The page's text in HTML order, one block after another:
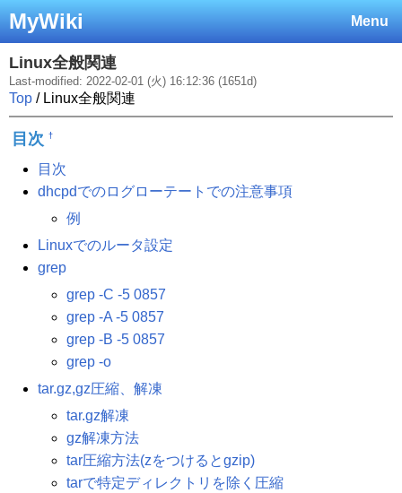
Menu
MyWiki
Linux全般関連
Last-modified: 2022-02-01 (火) 16:12:36 (1651d)
Top / Linux全般関連
目次 †
目次
dhcpdでのログローテートでの注意事項
例
Linuxでのルータ設定
grep
grep -C -5 0857
grep -A -5 0857
grep -B -5 0857
grep -o
tar.gz,gz圧縮、解凍
tar.gz解凍
gz解凍方法
tar圧縮方法(zをつけるとgzip)
tarで特定ディレクトリを除く圧縮